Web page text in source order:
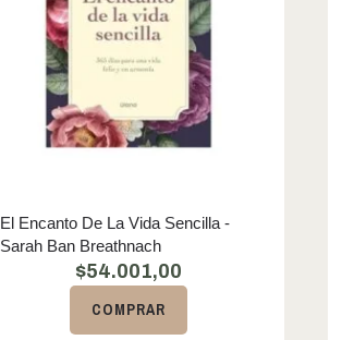
El Encanto De La Vida Sencilla -
Sarah Ban Breathnach
$54.001,00
COMPRAR